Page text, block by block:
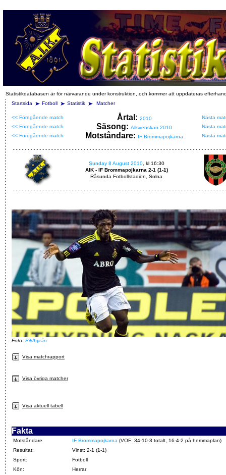
Statistikdatabasen är för närvarande under konstruktion, och kommer att uppdateras
Startsida
Fotboll Statistik Matcher
<< Föregående match Årtal: 2010
Nästa
<< Föregående match
Säsong: Allsvenskan 2010
Nästa
<< Föregående match
Motståndare: IF Brommapojkarna Nästa
Sunday 8 August 2010, kl 16:30
AIK - IF Brommapojkarna 2-1 (1-1)
Råsunda Fotbollstadion, Solna
Foto: Bildbyrån
Visa matchrapport
Visa övriga matcher
Visa aktuell tabell
Fakta
Motståndare IF Brommapojkarna (VOF: 34-10-3 totalt, 16-4-2 på hemmaplan)
Resultat:
Vinst: 2-1 (1-1)
Sport:
Fotboll
Kön:
Herrar